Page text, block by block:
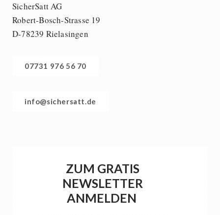
SicherSatt AG
Robert-Bosch-Strasse 19
D-78239 Rielasingen
07731 976 56 70
info@sichersatt.de
ZUM GRATIS
NEWSLETTER
ANMELDEN